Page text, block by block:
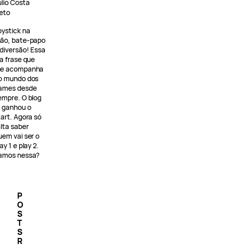
Costa
na
bate-papo
Essa
frase que
acompanha
mundo dos
desde
O blog
ganhou o
Agora só
saber
vai ser o
1 e play 2.
nessa?
P
O
S
T
S
R